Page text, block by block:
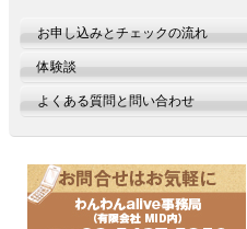
お申し込みとチェックの流れ
体験談
よくある質問と問い合わせ